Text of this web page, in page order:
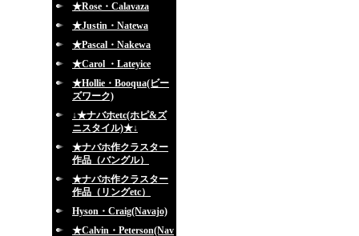
★Rose・Calavaza
★Justin・Natewa
★Pascal・Nakewa
★Carol ・Lateyice
★Hollie・Booqua(ビー
ズワーク)
↓★ナバホetc(ホピ&ズ
ニスタイル)★↓
★ナバホ作クラスター
作品（バングル）
★ナバホ作クラスター
作品（リングetc）
Hyson・Craig(Navajo)
★Calvin・Peterson(Nav